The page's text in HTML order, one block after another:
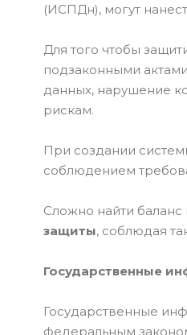
(ИСПДн), могут
Для того чтобы
подзаконными
данных, нарушение
рискам.
При создании
соблюдением
Сложно найти
защиты, соблюдая
Государственные
Государственные
федеральным